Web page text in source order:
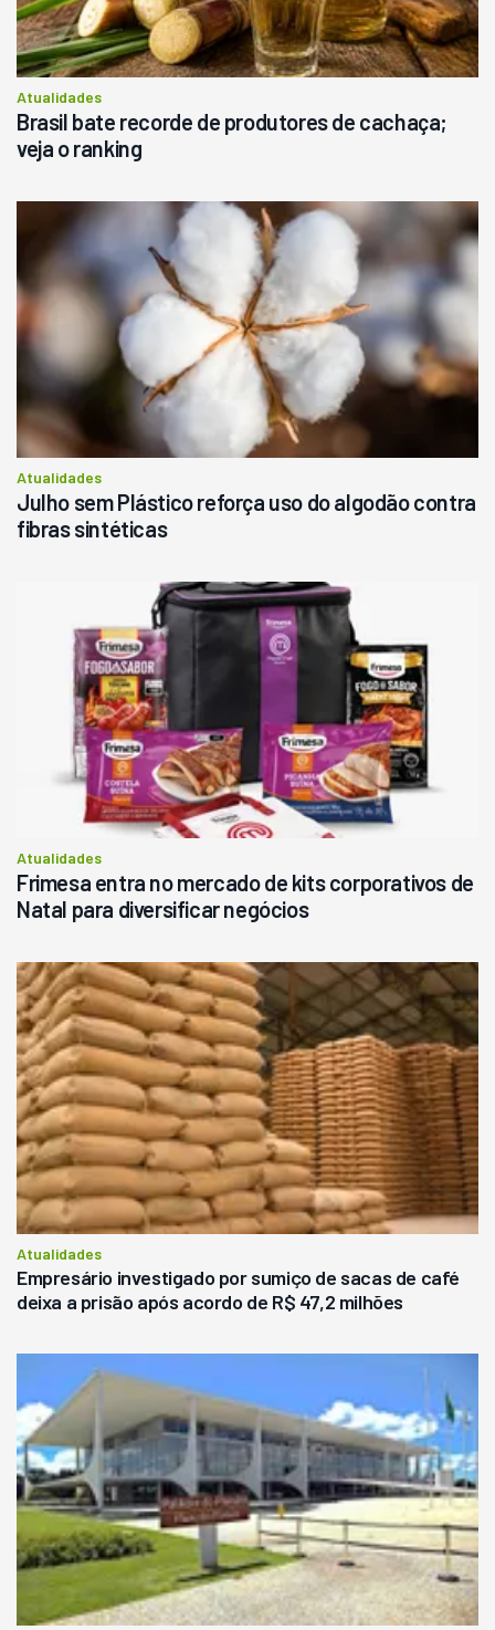
Atualidades
Brasil bate recorde de produtores de cachaça;
veja o ranking
Atualidades
Julho sem Plástico reforça uso do algodão contra
fibras sintéticas
Atualidades
Frimesa entra no mercado de kits corporativos de
Natal para diversificar negócios
Atualidades
Empresário investigado por sumiço de sacas de café
deixa a prisão após acordo de R$ 47,2 milhões